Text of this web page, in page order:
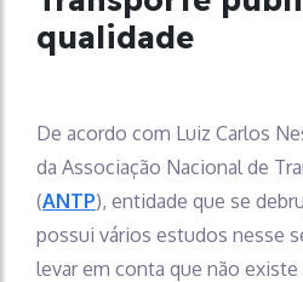
qualidade
De acordo com Luiz Carlos
da Associação Nacional de
(ANTP), entidade que se
possui vários estudos nesse
levar em conta que não